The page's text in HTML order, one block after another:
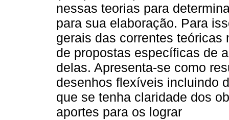
nessas teorias para
para sua elaboração. Para
gerais das correntes
de propostas específicas de
delas. Apresenta-se como
desenhos flexíveis incluindo
que se tenha claridade dos
aportes para os lograr